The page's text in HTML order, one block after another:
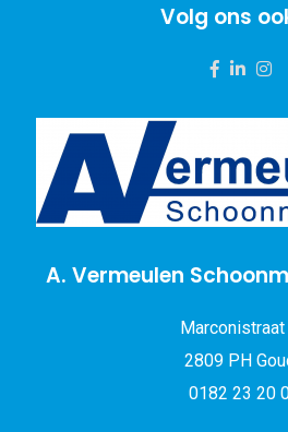
Volg ons
A. Vermeulen
Marconistraat
2809 PH
0182 23 20